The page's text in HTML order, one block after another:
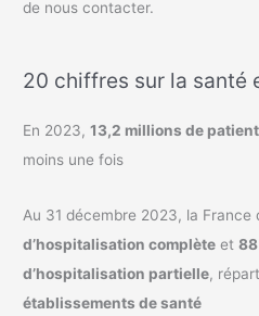
de nous contacter.
20 chiffres sur la santé
En 2023,13,2 millions de
moins une fois
Au 31 décembre 2023, la France
d’hospitalisation complète et
d’hospitalisation partielle,
établissements de santé